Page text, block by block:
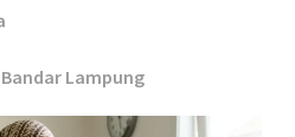
Bandar Lampung